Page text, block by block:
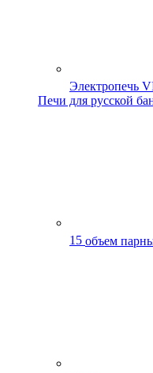
Электропечь
Печи для русской
15 объем